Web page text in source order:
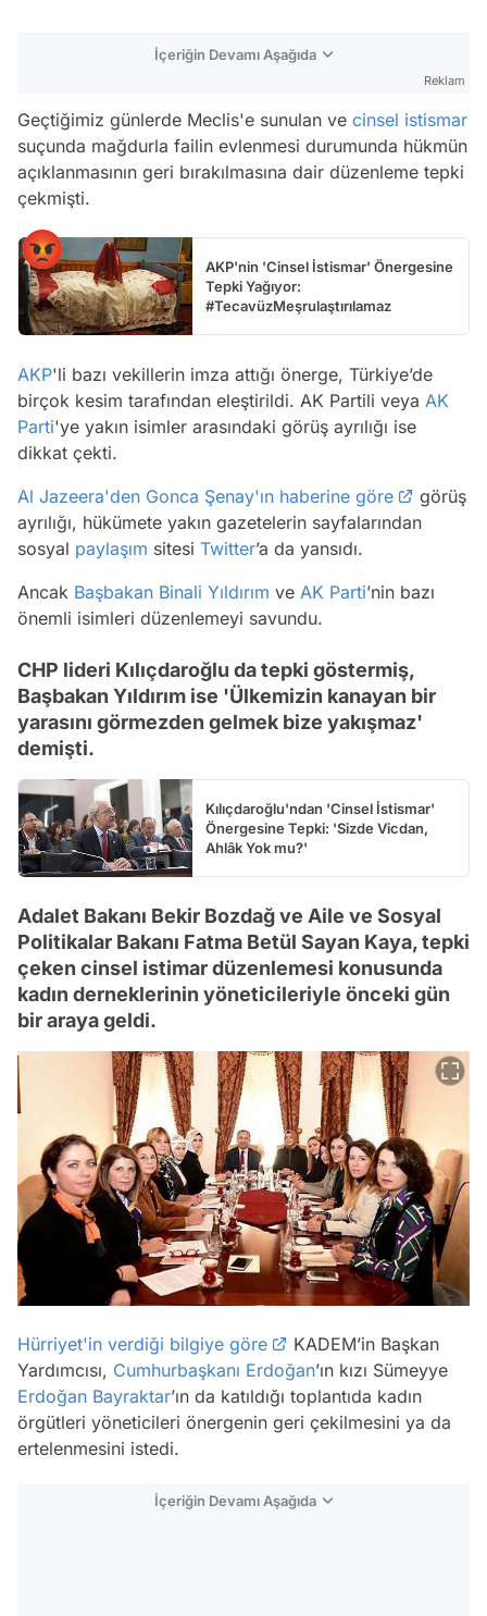
İçeriğin Devamı Aşağıda
Reklam
Geçtiğimiz günlerde Meclis'e sunulan ve cinsel istismar
suçunda mağdurla failin evlenmesi durumunda hükmün
açıklanmasının geri bırakılmasına dair düzenleme tepki
çekmişti.
AKP'nin 'Cinsel İstismar' Önergesine
Tepki Yağıyor:
#TecavüzMeşrulaştırılamaz
AKP'li bazı vekillerin imza attığı önerge, Türkiye’de
birçok kesim tarafından eleştirildi. AK Partili veya AK
Parti'ye yakın isimler arasındaki görüş ayrılığı ise
dikkat çekti.
Al Jazeera'den Gonca Şenay'ın haberine göre
görüş
ayrılığı, hükümete yakın gazetelerin sayfalarından
sosyal paylaşım sitesi Twitter’a da yansıdı.
Ancak Başbakan Binali Yıldırım ve AK Parti’nin bazı
önemli isimleri düzenlemeyi savundu.
CHP lideri Kılıçdaroğlu da tepki göstermiş,
Başbakan Yıldırım ise 'Ülkemizin kanayan bir
yarasını görmezden gelmek bize yakışmaz'
demişti.
Kılıçdaroğlu'ndan 'Cinsel İstismar'
Önergesine Tepki: 'Sizde Vicdan,
Ahlâk Yok mu?'
Adalet Bakanı Bekir Bozdağ ve Aile ve Sosyal
Politikalar Bakanı Fatma Betül Sayan Kaya, tepki
çeken cinsel istimar düzenlemesi konusunda
kadın derneklerinin yöneticileriyle önceki gün
bir araya geldi.
Hürriyet'in verdiği bilgiye göre
KADEM’in Başkan
Yardımcısı, Cumhurbaşkanı Erdoğan’ın kızı Sümeyye
Erdoğan Bayraktar’ın da katıldığı toplantıda kadın
örgütleri yöneticileri önergenin geri çekilmesini ya da
ertelenmesini istedi.
İçeriğin Devamı Aşağıda